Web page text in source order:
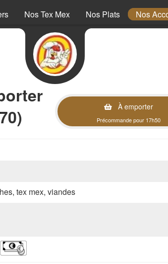
Nos Tex Mex Nos Plats Nos
À emporter
Précommande pour 17h50
tex mex, viandes